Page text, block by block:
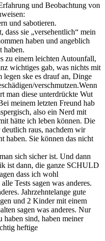
und Beobachtung von
und sabotieren.
dass sie „versehentlich“ mein
haben und angeblich
haben.
zu einem leichten Autounfall,
wichtiges gab, was nichts mit
legen ske es drauf an, Dinge
verschmutzen.Wenn
man diese unterdrückte Wut
meinem letzten Freund hab
also ein Nerd mit
hätte ich leben können. Die
raus, nachdem wir
haben. Sie können das nicht
sich sicher ist. Und dann
ist dann, die ganze SCHULD
dass ich wohl
Tests sagen was anderes.
Jahrzehntelange gute
und 2 Kinder mit einem
sagen was anderes. Nur
haben sind, haben meiner
heftige